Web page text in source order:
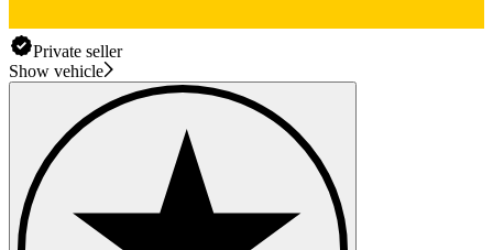
Private seller
Show vehicle